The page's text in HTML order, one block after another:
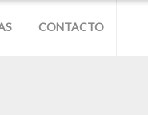
CONTACTO